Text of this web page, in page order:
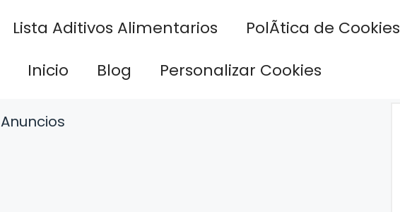
Lista Aditivos Alimentarios PolÃ­tica de Cookies
Inicio Blog Personalizar Cookies
Anuncios